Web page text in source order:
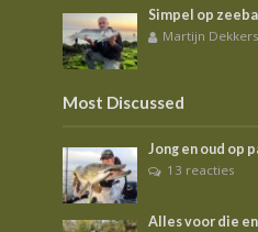
Simpel op
Martijn Dekkers
Most Discussed
Jong en oud op
13 reacties
Alles voor die